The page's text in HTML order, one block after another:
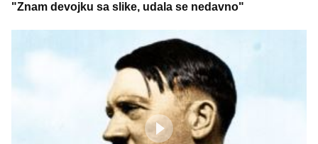
"Znam devojku sa slike, udala se nedavno"